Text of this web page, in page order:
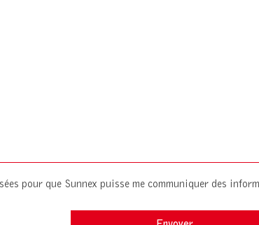
pour que Sunnex puisse me communiquer des